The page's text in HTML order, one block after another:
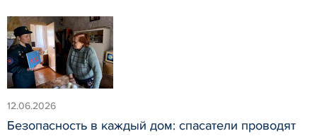
12.06.2026
Безопасность в каждый дом: спасатели проводят